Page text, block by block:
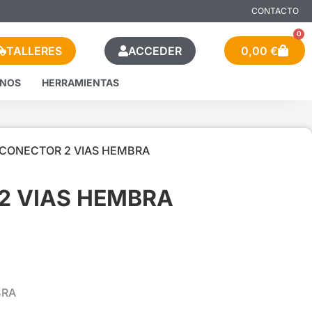
CONTACTO
TALLERES ACCEDER 0,00 €
0
HERRAMIENTAS
2 VIAS HEMBRA
VIAS HEMBRA